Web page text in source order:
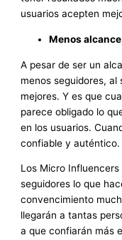
usuarios acepten
Menos
A pesar de ser un
menos seguidores, al
mejores. Y es que
parece obligado lo
en los usuarios.
confiable y auténtico.
Los Micro
seguidores lo que
convencimiento
llegarán a tantas
a que confiarán más